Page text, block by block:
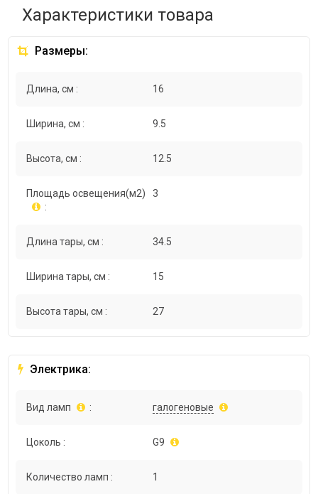
Характеристики товара
Размеры:
Длина, см : 16
Ширина, см : 9.5
Высота, см : 12.5
Площадь освещения(м2)
:
3
Длина тары, см : 34.5
Ширина тары, см : 15
Высота тары, см : 27
Электрика:
Вид ламп : галогеновые
Цоколь : G9
Количество ламп : 1